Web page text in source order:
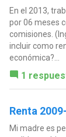
En el 2013,
por 06 meses
comisiones.
incluir como
económica?...
1
Renta
Mi madre es